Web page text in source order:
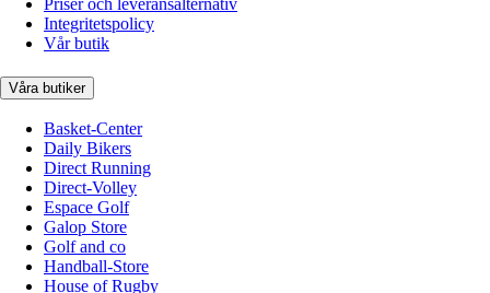
Integritetspolicy
Vår butik
Våra butiker
Basket-Center
Daily Bikers
Direct Running
Direct-Volley
Espace Golf
Galop Store
Golf and co
Handball-Store
House of Rugby